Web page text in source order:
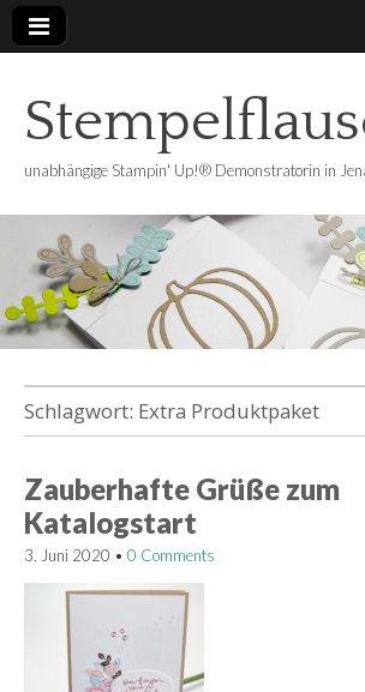
unabhängige Stampin' Up!® Demonstratorin in
Schlagwort: Extra Produktpaket
Zauberhafte Grüße zum
Katalogstart
3. Juni 2020 • 0 Comments